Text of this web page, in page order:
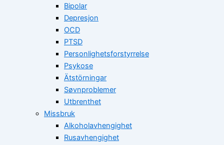
Bipolar
Depresjon
OCD
PTSD
Personlighetsforstyrrelse
Psykose
Ätstörningar
Søvnproblemer
Utbrenthet
Missbruk
Alkoholavhengighet
Rusavhengighet